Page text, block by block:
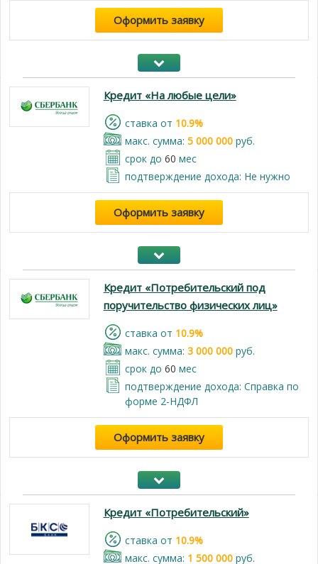
Оформить заявку
Кредит «На любые цели»
cтавка от 10.9%
макс. сумма: 5 000 000руб.
срок до 60 мес
подтверждение дохода: Не нужно
Оформить заявку
Кредит «Потребительский под
поручительство физических лиц»
cтавка от 10.9%
макс. сумма: 3 000 000руб.
срок до 60 мес
подтверждение дохода: Справка по
форме 2-НДФЛ
Оформить заявку
Кредит «Потребительский»
cтавка от 10.9%
макс. сумма: 1 500 000руб.